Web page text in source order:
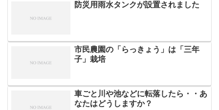
防災用雨水タンクが設置されました
市民農園の「らっきょう」は「三年
子」栽培
車ごと川や池などに転落したら・・あ
なたはどうしますか？